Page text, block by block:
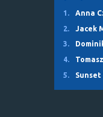
1. Anna
2.
Jacek
3.
4.
5.
Sunset